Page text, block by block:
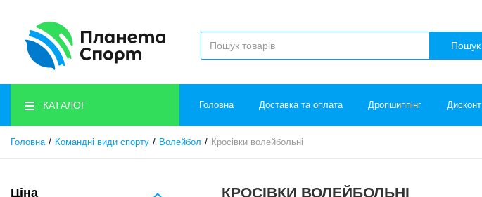
Пошук
КАТАЛОГ Головна Доставка та оплата Дропшиппінг Дисконт
Головна Командні види спорту Волейбол Кросівки волейбольні
Ціна КРОСІВКИ ВОЛЕЙБОЛЬНІ